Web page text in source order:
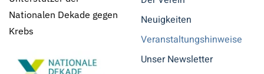
Nationalen Dekade gegen
Krebs
Neuigkeiten
Veranstaltungshinweise
Unser Newsletter